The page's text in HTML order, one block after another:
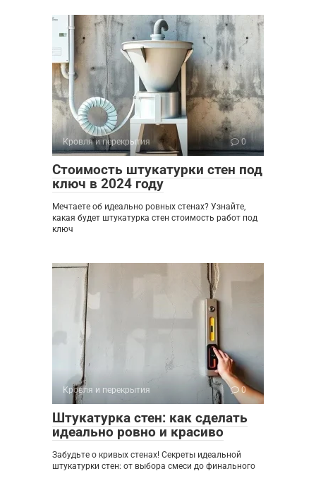
Кровля и перекрытия 0
Стоимость штукатурки стен под
ключ в 2024 году
Мечтаете об идеально ровных стенах? Узнайте,
какая будет штукатурка стен стоимость работ под
ключ
Кровля и перекрытия 0
Штукатурка стен: как сделать
идеально ровно и красиво
Забудьте о кривых стенах! Секреты идеальной
штукатурки стен: от выбора смеси до финального